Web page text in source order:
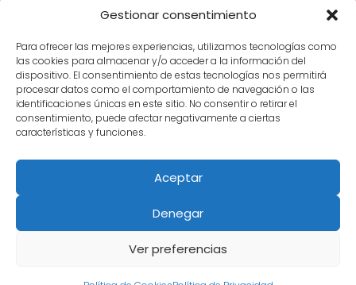
Gestionar consentimiento
Para ofrecer las mejores experiencias, utilizamos tecnologías como
las cookies para almacenar y/o acceder a la información del
dispositivo. El consentimiento de estas tecnologías nos permitirá
procesar datos como el comportamiento de navegación o las
identificaciones únicas en este sitio. No consentir o retirar el
consentimiento, puede afectar negativamente a ciertas
características y funciones.
Aceptar
Denegar
Ver preferencias
Salud digestiva e intestinal infantil: cuidados
y consejos esenciales
¿Los bebés y los niños pequeños pueden
tomar yogur?
Yogures con probióticos específicos para
tratar problemas de salud infantil
Política de Privacidad